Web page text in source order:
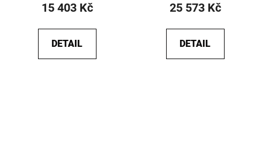
15 403 Kč
DETAIL
25 573 Kč
DETAIL